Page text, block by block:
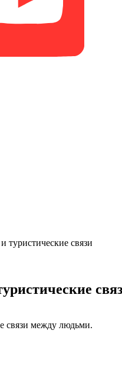
туристические связи
связи между людьми.